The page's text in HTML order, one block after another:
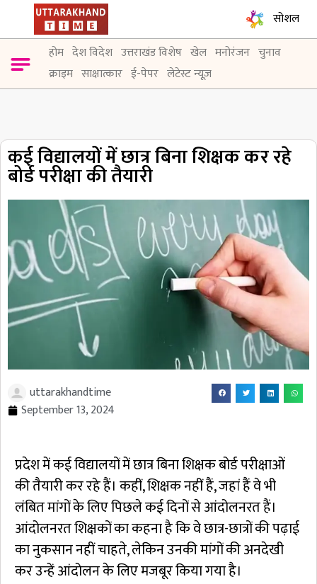
सोशल
होम देश विदेश उत्तराखंड विशेष खेल मनोरंजन चुनाव
क्राइम साक्षात्कार ई-पेपर लेटेस्ट न्यूज़
कई विद्यालयों में छात्र बिना शिक्षक कर रहे
बोर्ड परीक्षा की तैयारी
uttarakhandtime
September 13, 2024
प्रदेश में कई विद्यालयों में छात्र बिना शिक्षक बोर्ड परीक्षाओं
की तैयारी कर रहे हैं। कहीं, शिक्षक नहीं हैं, जहां हैं वे भी
लंबित मांगों के लिए पिछले कई दिनों से आंदोलनरत हैं।
आंदोलनरत शिक्षकों का कहना है कि वे छात्र-छात्रों की पढ़ाई
का नुकसान नहीं चाहते, लेकिन उनकी मांगों की अनदेखी
कर उन्हें आंदोलन के लिए मजबूर किया गया है।